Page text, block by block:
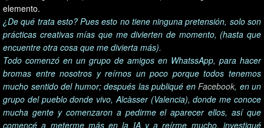
elemento.
¿De qué trata esto? Pues esto no tiene ninguna pretensión, solo son
prácticas creativas mías que me divierten de momento, (hasta que
encuentre otra cosa que me divierta más).
Todo comenzó en un grupo de amigos en WhatssApp, para hacer
bromas entre nosotros y reírnos un poco porque todos tenemos
mucho sentido del humor; después las publiqué en Facebook, en un
grupo del pueblo donde vivo, Alcàsser (Valencia), donde me conoce
mucha gente y comenzaron a pedirme el aparecer ellos, así que
comencé a meterme más en la IA y a reírme mucho, investigué